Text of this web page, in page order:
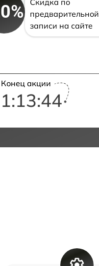
предварительной
записи на сайте
Конец акции